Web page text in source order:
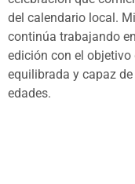
del calendario local.
continúa trabajando
edición con el
equilibrada y capaz
edades.